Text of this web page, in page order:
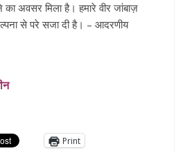
अवसर मिला है। हमारे वीर जांबाज़
से परे सजा दी है। – आदरणीय
Print